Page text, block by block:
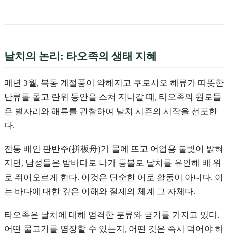
날치의 논리: 타오족의 생태 지혜
매년 3월, 북동 계절풍이 약해지고 쿠로시오 해류가 따뜻한
난류를 몰고 란위 동안을 스쳐 지나갈 때, 타오족의 원로들
은 별자리와 해류를 관찰하여 날치 시즌의 시작을 선포한
다.
전통 배인 판반주(拼板舟)가 물에 뜨고 어업용 불빛이 밝혀
지면, 남성들은 밤바다로 나가 등불로 날치를 유인해 배 위
로 뛰어오르게 한다. 이것은 단순한 어로 활동이 아니다. 이
는 바다에 대한 깊은 이해와 절제의 체계 그 자체다.
타오족은 날치에 대해 엄격한 분류와 금기를 가지고 있다.
어떤 물고기를 염장할 수 있는지, 어떤 것은 즉시 먹어야 하